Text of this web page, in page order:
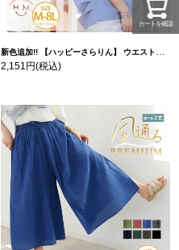
新色追加!! 【ハッピーさらりん】 ウエストタック入り スッキリ魅せ コクーントップス | 大きいサイズの通販ならハッピーマリリン
2,151円(税込)
カートを確認